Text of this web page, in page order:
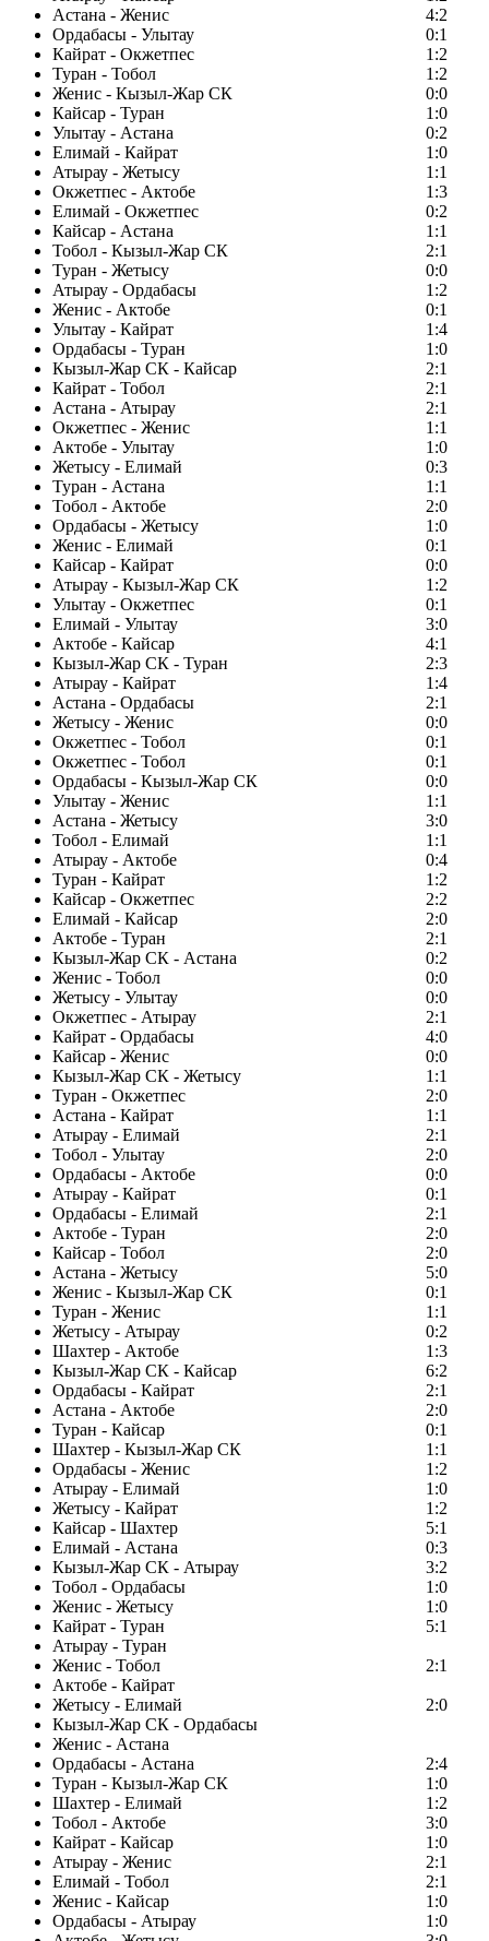
Астана - Женис
4:2
Ордабасы - Улытау
0:1
Кайрат - Окжетпес
1:2
Туран - Тобол
1:2
Женис - Кызыл-Жар СК
0:0
Кайсар - Туран
1:0
Улытау - Астана
0:2
Елимай - Кайрат
1:0
Атырау - Жетысу
1:1
Окжетпес - Актобе
1:3
Елимай - Окжетпес
0:2
Кайсар - Астана
1:1
Тобол - Кызыл-Жар СК
2:1
Туран - Жетысу
0:0
Атырау - Ордабасы
1:2
Женис - Актобе
0:1
Улытау - Кайрат
1:4
Ордабасы - Туран
1:0
Кызыл-Жар СК - Кайсар
2:1
Кайрат - Тобол
2:1
Астана - Атырау
2:1
Окжетпес - Женис
1:1
Актобе - Улытау
1:0
Жетысу - Елимай
0:3
Туран - Астана
1:1
Тобол - Актобе
2:0
Ордабасы - Жетысу
1:0
Женис - Елимай
0:1
Кайсар - Кайрат
0:0
Атырау - Кызыл-Жар СК
1:2
Улытау - Окжетпес
0:1
Елимай - Улытау
3:0
Актобе - Кайсар
4:1
Кызыл-Жар СК - Туран
2:3
Атырау - Кайрат
1:4
Астана - Ордабасы
2:1
Жетысу - Женис
0:0
Окжетпес - Тобол
0:1
Окжетпес - Тобол
0:1
Ордабасы - Кызыл-Жар СК
0:0
Улытау - Женис
1:1
Астана - Жетысу
3:0
Тобол - Елимай
1:1
Атырау - Актобе
0:4
Туран - Кайрат
1:2
Кайсар - Окжетпес
2:2
Елимай - Кайсар
2:0
Актобе - Туран
2:1
Кызыл-Жар СК - Астана
0:2
Женис - Тобол
0:0
Жетысу - Улытау
0:0
Окжетпес - Атырау
2:1
Кайрат - Ордабасы
4:0
Кайсар - Женис
0:0
Кызыл-Жар СК - Жетысу
1:1
Туран - Окжетпес
2:0
Астана - Кайрат
1:1
Атырау - Елимай
2:1
Тобол - Улытау
2:0
Ордабасы - Актобе
0:0
Атырау - Кайрат
0:1
Ордабасы - Елимай
2:1
Актобе - Туран
2:0
Кайсар - Тобол
2:0
Астана - Жетысу
5:0
Женис - Кызыл-Жар СК
0:1
Туран - Женис
1:1
Жетысу - Атырау
0:2
Шахтер - Актобе
1:3
Кызыл-Жар СК - Кайсар
6:2
Ордабасы - Кайрат
2:1
Астана - Актобе
2:0
Туран - Кайсар
0:1
Шахтер - Кызыл-Жар СК
1:1
Ордабасы - Женис
1:2
Атырау - Елимай
1:0
Жетысу - Кайрат
1:2
Кайсар - Шахтер
5:1
Елимай - Астана
0:3
Кызыл-Жар СК - Атырау
3:2
Тобол - Ордабасы
1:0
Женис - Жетысу
1:0
Кайрат - Туран
5:1
Атырау - Туран
Женис - Тобол
2:1
Актобе - Кайрат
Жетысу - Елимай
2:0
Кызыл-Жар СК - Ордабасы
Женис - Астана
Ордабасы - Астана
2:4
Туран - Кызыл-Жар СК
1:0
Шахтер - Елимай
1:2
Тобол - Актобе
3:0
Кайрат - Кайсар
1:0
Атырау - Женис
2:1
Елимай - Тобол
2:1
Женис - Кайсар
1:0
Ордабасы - Атырау
1:0